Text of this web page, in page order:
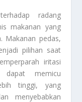
radang
makanan yang
Makanan pedas,
pilihan saat
iritasi
dapat memicu
tinggi, yang
menyebabkan